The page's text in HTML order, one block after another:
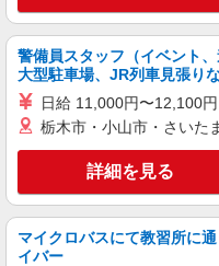
月給26
資格等に
祉士 月給
夜勤手当
〇業務手
勤手当 〇
始勤務手当
エイジ
毛区穴川三
キープ
エイジフリーハウス千葉稲毛
サービス
み
警備員スタッフ（イベント、
大型駐車場、JR列車見張りな
日給 11,000円〜12,100円
栃木市・小山市・さいた
詳細を見る
マイクロバスにて教習所に
イバー